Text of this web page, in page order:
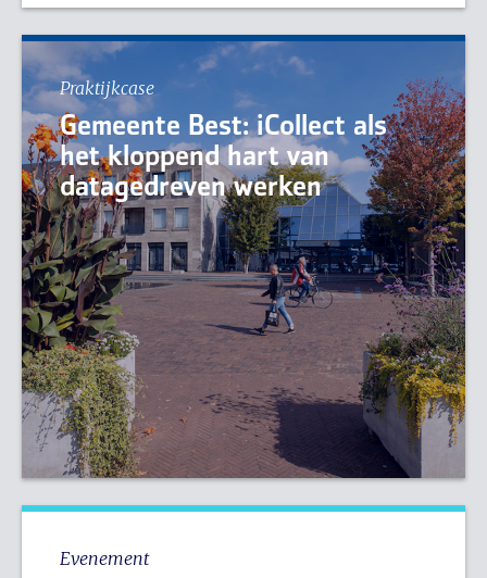
Praktijkcase
Gemeente Best: iCollect als
het kloppend hart van
datagedreven werken
Evenement